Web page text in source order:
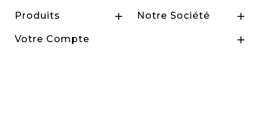
Produits  Notre Société 
Votre Compte 